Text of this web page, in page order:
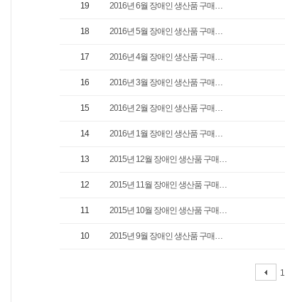
19 2016년 6월 장애인 생산품 구매…
18 2016년 5월 장애인 생산품 구매…
17 2016년 4월 장애인 생산품 구매…
16 2016년 3월 장애인 생산품 구매…
15 2016년 2월 장애인 생산품 구매…
14 2016년 1월 장애인 생산품 구매…
13 2015년 12월 장애인 생산품 구매…
12 2015년 11월 장애인 생산품 구매…
11 2015년 10월 장애인 생산품 구매…
10 2015년 9월 장애인 생산품 구매…
1